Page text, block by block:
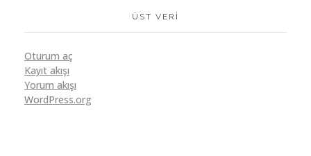
ÜST VERI
Oturum aç
Kayıt akışı
Yorum akışı
WordPress.org